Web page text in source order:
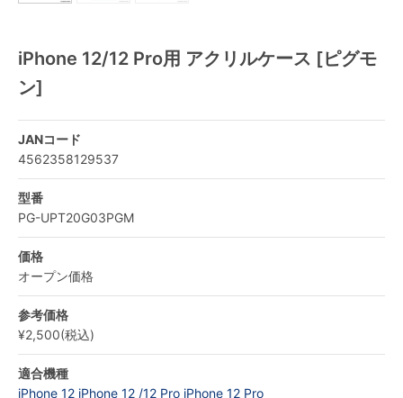
iPhone 12/12 Pro用 アクリルケース [ピグモ
ン]
JANコード
4562358129537
型番
PG-UPT20G03PGM
価格
オープン価格
参考価格
¥2,500(税込)
適合機種
iPhone 12 iPhone 12 /12 Pro iPhone 12 Pro